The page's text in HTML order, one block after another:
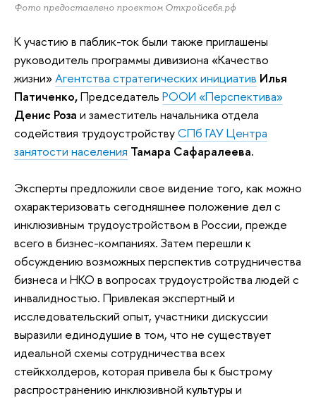
Фото предоставлено проектом Откройсебя.рф
К участию в паблик-ток были также приглашены
руководитель программы дивизиона «Качество
жизни»Агентства стратегических инициатив Илья
Патиченко,Председатель РООИ «Перспектива»
Денис Роза и заместитель начальника отдела
содействия трудоустройствуСПб ГАУ Центра
занятости населения Тамара Сафаралеева.
Эксперты предложили свое видение того, как можно
охарактеризовать сегодняшнее положение дел с
инклюзивным трудоустройством в России, прежде
всего в бизнес-компаниях. Затем перешли к
обсуждению возможных перспектив сотрудничества
бизнеса и НКО в вопросах трудоустройства людей с
инвалидностью. Привлекая экспертный и
исследовательский опыт, участники дискуссии
выразили единодушие в том, что не существует
идеальной схемы сотрудничества всех
стейкхолдеров, которая привела бы к быстрому
распространению инклюзивной культуры и